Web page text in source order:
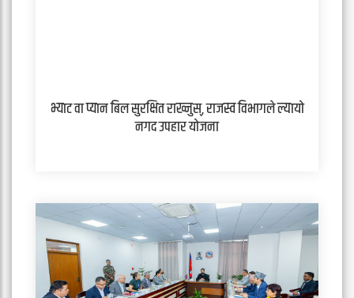
भ्याट वा प्यान बिल सुरक्षित राख्नुस्, राजस्व विभागले ल्यायो
नगद उपहार योजना